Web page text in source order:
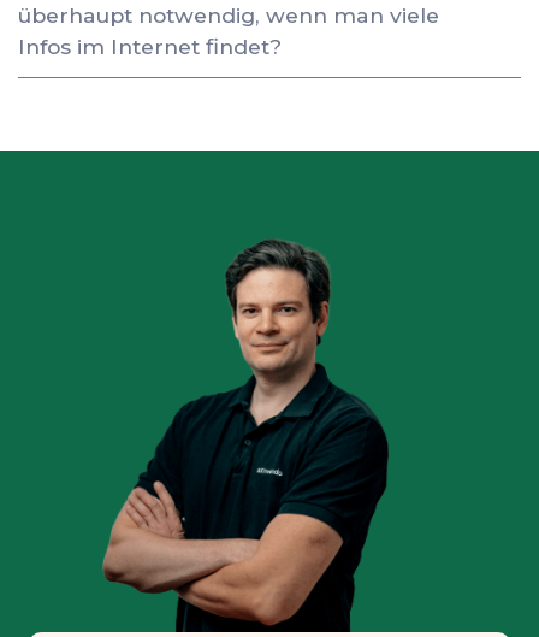
überhaupt notwendig, wenn man viele
Infos im Internet findet?